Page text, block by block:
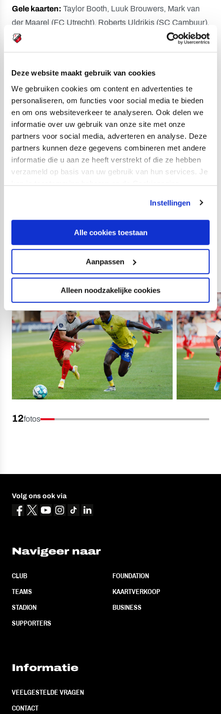
Deze website maakt gebruik van cookies
We gebruiken cookies om content en advertenties te
personaliseren, om functies voor social media te bieden
en om ons websiteverkeer te analyseren. Ook delen we
informatie over uw gebruik van onze site met onze
partners voor social media, adverteren en analyse. Deze
partners kunnen deze gegevens combineren met andere
informatie die u aan ze heeft verstrekt of die ze hebben
verzameld op basis van uw gebruik van hun services. Je
kan je toestemming beheren op de Cookiepagina.
Instellingen
Alle cookies toestaan
Aanpassen
Alleen noodzakelijke cookies
Gele kaarten: Taylor Booth, Luuk Brouwers, Mark van
der Maarel (FC Utrecht), Roberts Uldrikis (SC Cambuur).
Toeschouwers:
Opstelling FC Utrecht:
Vasilis Barkas; Mark van der Maarel, Nick Viergever,
Modibo Sagnan (46. Ruben Kluivert); Hidde ter Avest
(70. Moussa Sylla), Luuk Brouwers, Taylor Booth (46.
Can Bozdogan), Djevencio van der Kust, Othmane
Boussaid (75. Albert Lottin); Bas Dost, Daishawn Redan
(64. Tasos Douvikas).
João Virgínia; Doke Schmidt, Marco Tol, Léon Bergsma,
Alex Bangura; Mees Hoedemakers, Jamie Jacobs (77.
Mitchel Paulissen), Robin Maulun; Remco Balk (77.
Michael Breij), Roberts Uldrikis (85. Tom Boere), Milan
Smit (61. David Sambissa).
12fotos
Volg ons ook via
Navigeer naar
CLUB
TEAMS
STADION
SUPPORTERS
FOUNDATION
KAARTVERKOOP
BUSINESS
Informatie
VEELGESTELDE VRAGEN
CONTACT